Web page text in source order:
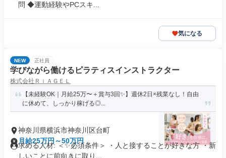
問 ◆運動経験やPCスキ...
気になる
NEW 正社員
学びながら働けるピラティスインストラクター
株式会社ＲｉＡＧＥＬ
【未経験OK｜月給25万〜＋賞与3回✨】週休2日×残業なし！自由
に休めて、しっかり稼げる◎...
神奈川県横浜市神奈川区台町
月給25万円～50万円
求める人材: ＜✨必須条件＞ ・人と接することが好きな方 ・新
しいことに前向きに取り...